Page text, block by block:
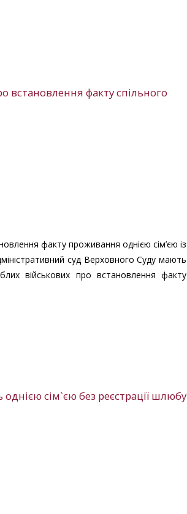
встановлення факту спільного
факту проживання однією сім’єю із
суд Верховного Суду мають
військових про встановлення факту
сім`єю без реєстрації шлюбу